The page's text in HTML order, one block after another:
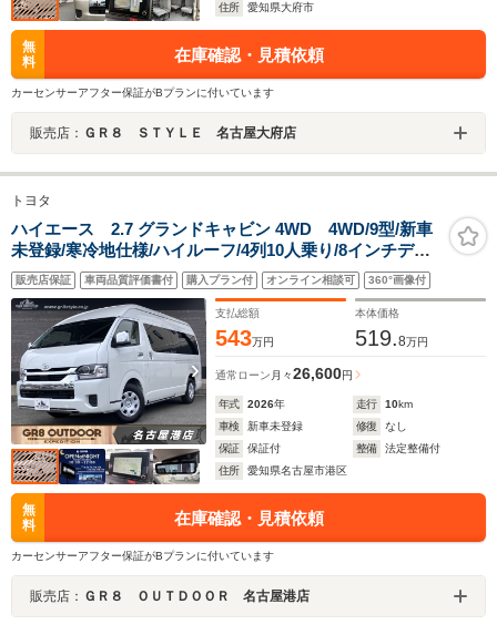
住所
愛知県大府市
無
料
在庫確認・見積依頼
カーセンサーアフター保証がBプランに付いています
販売店： ＧＲ８ ＳＴＹＬＥ 名古屋大府店
トヨタ
ハイエース 2.7 グランドキャビン 4WD 4WD/9型/新車
未登録/寒冷地仕様/ハイルーフ/4列10人乗り/8インチディ
スプレイオーディオプラス/パノラミックビューモニター/
デジタルインナーミラー/パワースライドドア/Bi-Beamヘ
ッド
販売店保証 車両品質評価書付 購入プラン付 オンライン相談可 360°画像付
支払総額
543万円
本体価格
519.8万円
通常ローン 月々26,600円
年式 2026年 走行 10km
車検
新車未登録 修復
なし
保証
保証付 整備
法定整備付
住所
愛知県名古屋市港区
無
料
在庫確認・見積依頼
カーセンサーアフター保証がBプランに付いています
販売店： ＧＲ８ ＯＵＴＤＯＯＲ 名古屋港店